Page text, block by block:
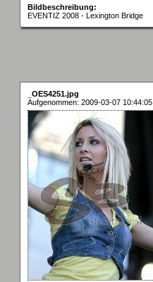
Bildbeschreibung:
EVENTIZ 2008 - Lexington Bridge
_OES4251.jpg
Aufgenommen: 2009-03-07 10:44:05